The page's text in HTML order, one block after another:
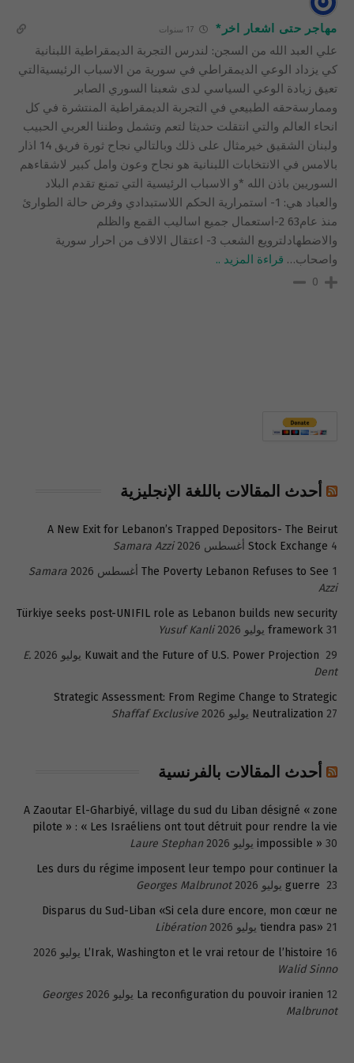
مهاجر حتى اشعار اخر*
علي العبد الله من السجن: لندرس التجربة الديمقراطية اللبنانية
كي يزداد الوعي الديمقراطي في سورية من الاسباب الرئيسيةالتي
تعيق زيادة الوعي السياسي لدى شعبنا السوري الصابر
وممارسةحقه الطبيعي في التجربة الديمقراطية المنتشرة في كل
انحاء العالم والتي انتقلت حديثا لتعم وتشمل وطننا العربي الحبيب
ولبنان الشقيق خيرمثال على ذلك وبالتالي نجاح ثورة فريق 14 اذار
بالامس في الانتخابات اللبنانية هو نجاح وعون وامل كبير لاشقاءهم
السوريين باذن الله *و الاسباب الرئيسية التي تمنع تقدم البلاد
والعباد هي: 1- استمرارية الحكم اللاستبدادي وفرض حالة الطوارئ
منذ عام63 2-استعمال جميع اساليب القمع والظلم
والاضطهادلترويع الشعب 3- اعتقال الالاف من احرار سورية
واصحاب… قراءة المزيد ..
0
أحدث المقالات باللغة الإنجليزية
A New Exit for Lebanon’s Trapped Depositors- The Beirut
Stock Exchange 4 أغسطس 2026
Samara Azzi
The Poverty Lebanon Refuses to See 1 أغسطس 2026
Samara
Azzi
Türkiye seeks post-UNIFIL role as Lebanon builds new security
framework 31 يوليو 2026
Yusuf Kanli
Kuwait and the Future of U.S. Power Projection 29 يوليو 2026
E.
Dent
Strategic Assessment: From Regime Change to Strategic
Neutralization 27 يوليو 2026 Shaffaf Exclusive
أحدث المقالات بالفرنسية
A Zaoutar El-Gharbiyé, village du sud du Liban désigné « zone
pilote » : « Les Israéliens ont tout détruit pour rendre la vie
impossible » 30 يوليو 2026
Laure Stephan
Les durs du régime imposent leur tempo pour continuer la
guerre 23 يوليو 2026
Georges Malbrunot
Disparus du Sud-Liban «Si cela dure encore, mon cœur ne
tiendra pas» 21 يوليو 2026
Libération
L’Irak, Washington et le vrai retour de l’histoire 16 يوليو 2026
Walid Sinno
La reconfiguration du pouvoir iranien 12 يوليو 2026
Georges
Malbrunot